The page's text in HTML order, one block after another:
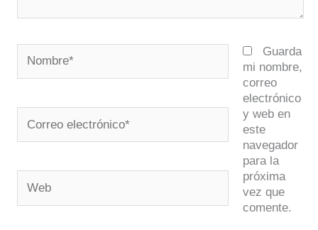
electrónico*
Guarda
mi nombre,
correo
electrónico
y web en
este
navegador
para la
próxima
vez que
comente.